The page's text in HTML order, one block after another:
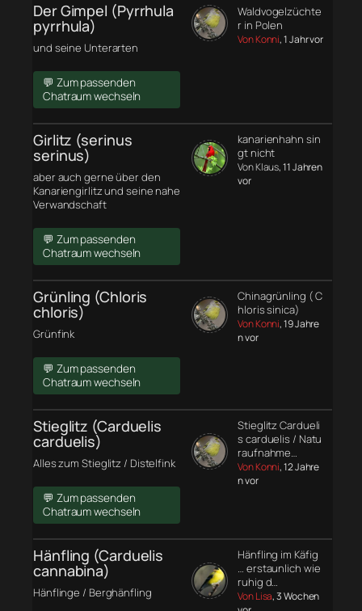
Der Gimpel (Pyrrhula
pyrrhula)
und seine Unterarten
💬 Zum passenden
Chatraum wechseln
Waldvogelzüchte
r in Polen
Von Konni, 1 Jahr vor
Girlitz (serinus
serinus)
aber auch gerne über den
Kanariengirlitz und seine nahe
Verwandschaft
💬 Zum passenden
Chatraum wechseln
kanarienhahn sin
gt nicht
Von Klaus, 11 Jahren
vor
Grünling (Chloris
chloris)
Grünfink
💬 Zum passenden
Chatraum wechseln
Chinagrünling ( C
hloris sinica)
Von Konni, 19 Jahre
n vor
Stieglitz (Carduelis
carduelis)
Alles zum Stieglitz / Distelfink
💬 Zum passenden
Chatraum wechseln
Stieglitz Cardueli
s carduelis / Natu
raufnahme…
Von Konni, 12 Jahre
n vor
Hänfling (Carduelis
cannabina)
Hänflinge / Berghänfling
Hänfling im Käfig
… erstaunlich wie
ruhig d…
Von Lisa, 3 Wochen